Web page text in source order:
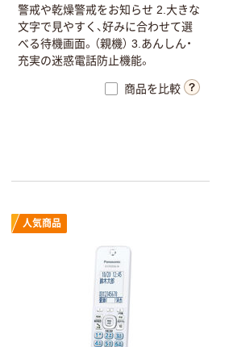
警戒や乾燥警戒をお知らせ 2.大きな
文字で見やすく、好みに合わせて選
べる待機画面。（親機） 3.あんしん・
充実の迷惑電話防止機能。
商品を比較
人気商品